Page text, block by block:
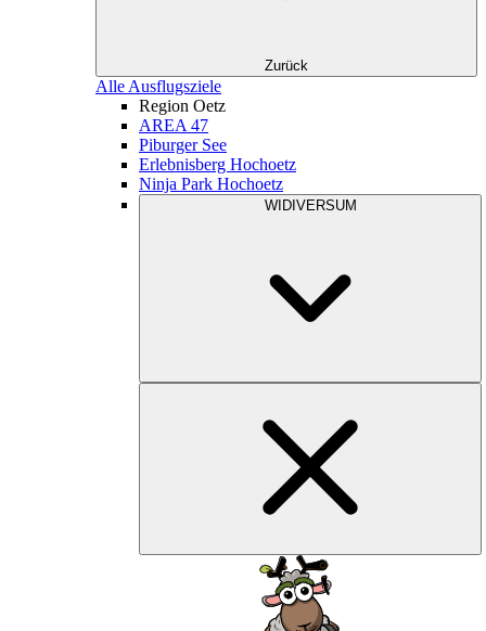
Zurück
Alle Ausflugsziele
Region Oetz
AREA 47
Piburger See
Erlebnisberg Hochoetz
Ninja Park Hochoetz
WIDIVERSUM